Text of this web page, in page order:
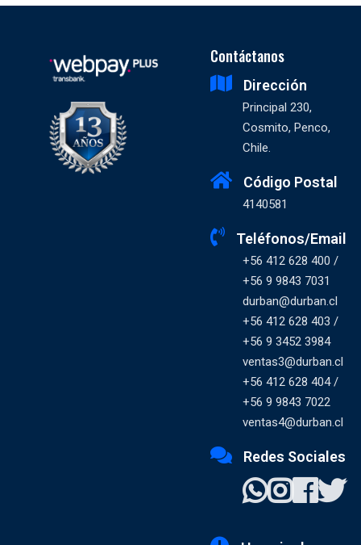
Contáctanos
Dirección
Principal 230,
Cosmito, Penco,
Chile.
Código Postal
4140581
Teléfonos/Email
+56 412 628 400 /
+56 9 9843 7031
durban@durban.cl
+56 412 628 403 /
+56 9 3452 3984
ventas3@durban.cl
+56 412 628 404 /
+56 9 9843 7022
ventas4@durban.cl
Redes Sociales